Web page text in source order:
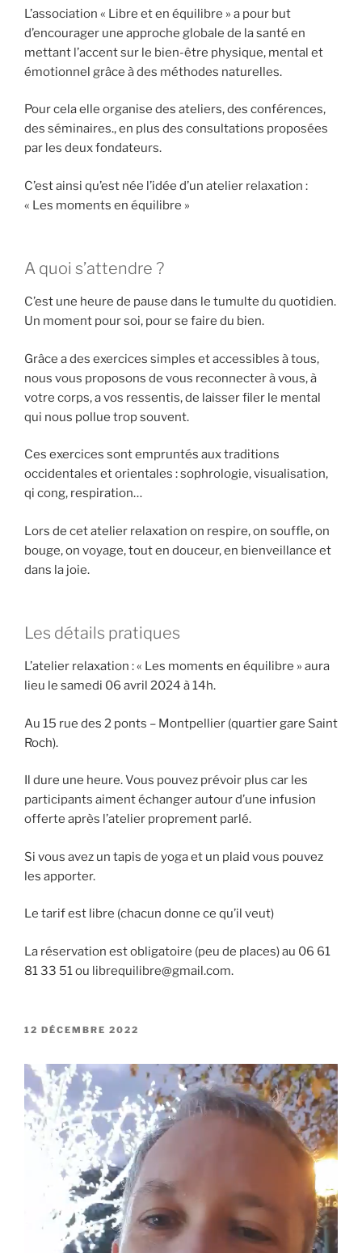
L’association « Libre et en équilibre » a pour but
d’encourager une approche globale de la santé en
mettant l’accent sur le bien-être physique, mental et
émotionnel grâce à des méthodes naturelles.
Pour cela elle organise des ateliers, des conférences,
des séminaires., en plus des consultations proposées
par les deux fondateurs.
C’est ainsi qu’est née l’idée d’un atelier relaxation :
« Les moments en équilibre »
A quoi s’attendre ?
C’est une heure de pause dans le tumulte du quotidien.
Un moment pour soi, pour se faire du bien.
Grâce a des exercices simples et accessibles à tous,
nous vous proposons de vous reconnecter à vous, à
votre corps, a vos ressentis, de laisser filer le mental
qui nous pollue trop souvent.
Ces exercices sont empruntés aux traditions
occidentales et orientales : sophrologie, visualisation,
qi cong, respiration…
Lors de cet atelier relaxation on respire, on souffle, on
bouge, on voyage, tout en douceur, en bienveillance et
dans la joie.
Les détails pratiques
L’atelier relaxation : « Les moments en équilibre » aura
lieu le samedi 06 avril 2024 à 14h.
Au 15 rue des 2 ponts – Montpellier (quartier gare Saint
Roch).
Il dure une heure. Vous pouvez prévoir plus car les
participants aiment échanger autour d’une infusion
offerte après l’atelier proprement parlé.
Si vous avez un tapis de yoga et un plaid vous pouvez
les apporter.
Le tarif est libre (chacun donne ce qu’il veut)
La réservation est obligatoire (peu de places) au 06 61
81 33 51 ou librequilibre@gmail.com.
PUBLIÉ
12 DÉCEMBRE 2022